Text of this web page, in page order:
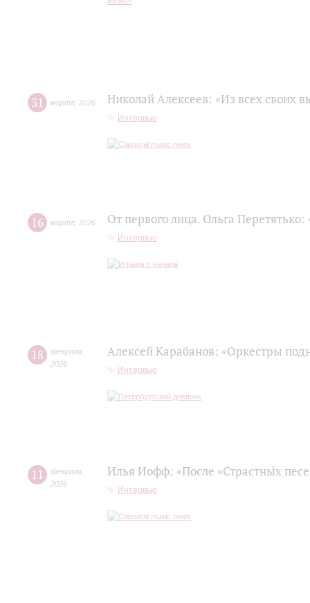
31 марта 2026 Николай Алексеев: «Из всех своих
Интервью
16 марта 2026 От первого лица. Ольга Перетятько:
Интервью
18 февраля
2026
Алексей Карабанов: «Оркестры
Интервью
11 февраля
2026
Илья Иофф: «После «Страстны́х
Интервью